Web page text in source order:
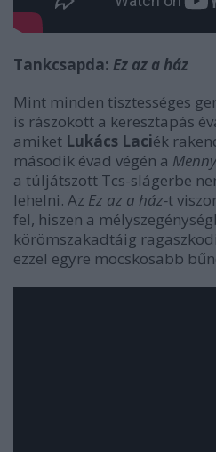
Tankcsapda: Ez az a ház
Mint minden tisztességes
is rászokott a keresztapás
amiket Lukács Laciék
második évad végén a
a túljátszott Tcs-slágerbe
lehelni. Az Ez az a ház-t
fel, hiszen a
körömszakadtáig
ezzel egyre mocskosabb